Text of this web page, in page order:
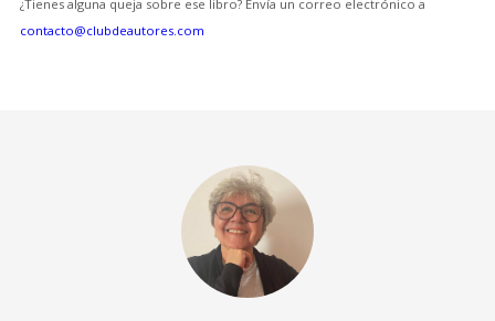
¿Tienes alguna queja sobre ese libro? Envía un correo electrónico a
contacto@clubdeautores.com